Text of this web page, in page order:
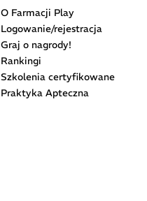
O Farmacji Play
Logowanie/rejestracja
Graj o nagrody!
Rankingi
Szkolenia certyfikowane
Praktyka Apteczna